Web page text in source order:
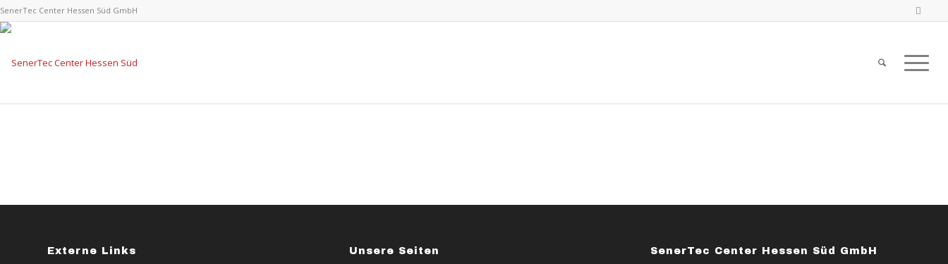
SenerTec Center Hessen Süd GmbH
Externe Links Unsere Seiten SenerTec Center Hessen Süd GmbH